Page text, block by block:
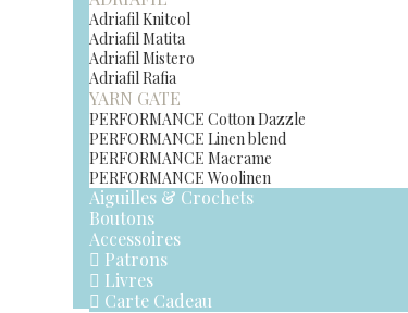
Adriafil Knitcol
Adriafil Matita
Adriafil Mistero
Adriafil Rafia
YARN GATE
PERFORMANCE Cotton Dazzle
PERFORMANCE Linen blend
PERFORMANCE Macrame
PERFORMANCE Woolinen
Aiguilles & Crochets
Boutons
Accessoires
Patrons
Livres
Carte Cadeau